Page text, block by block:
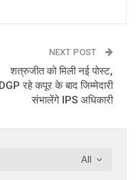
NEXT POST
शत्रुजीत को मिली नई पोस्ट,
DGP रहे कपूर के बाद जिम्मेदारी
संभालेंगे IPS अधिकारी
All